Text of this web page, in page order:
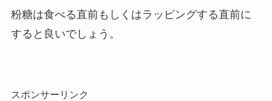
粉糖は食べる直前もしくはラッピングする直前に
すると良いでしょう。
スポンサーリンク